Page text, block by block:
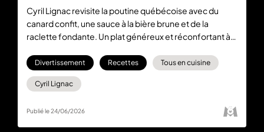
Cyril Lignac revisite la poutine québécoise avec du
canard confit, une sauce à la bière brune et de la
raclette fondante. Un plat généreux et réconfortant à
24 juin, du lundi au vendredi à 18:30 sur M6 et en
streaming sur M6+
Divertissement Recettes Tous en cuisine
Cyril Lignac
Publié le 24/06/2026